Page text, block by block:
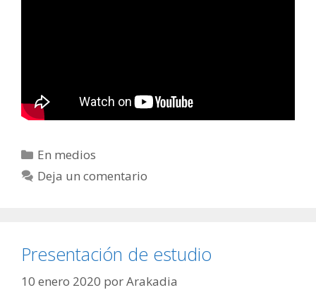
Categorías
En medios
Deja un comentario
Presentación de estudio
10 enero 2020 porArakadia